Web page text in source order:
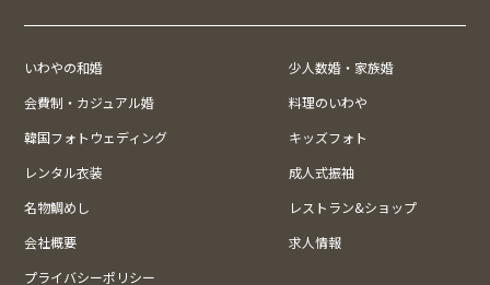
いわやの和婚
少人数婚・家族婚
会費制・カジュアル婚
料理のいわや
韓国フォトウェディング
キッズフォト
レンタル衣装
成人式振袖
名物鯛めし
レストラン&ショップ
会社概要
求人情報
プライバシーポリシー